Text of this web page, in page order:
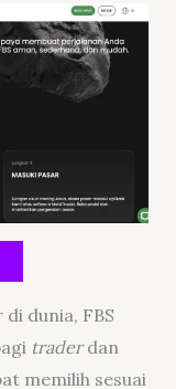
dunia, FBS
traderdan
memilih sesuai